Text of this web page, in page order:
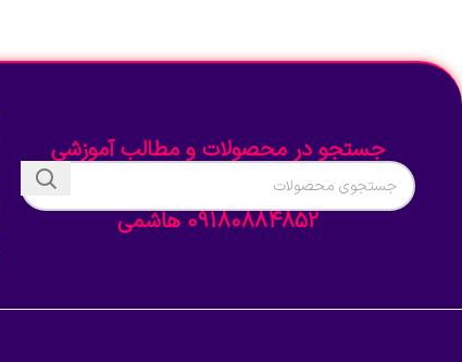
جستجو در محصولات و مطالب آموزشی
09180884852 هاشمی